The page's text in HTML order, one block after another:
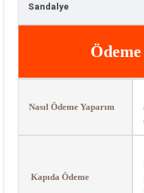
Sandalye
Nasıl Ödeme Yaparım
Kapıda Ödeme